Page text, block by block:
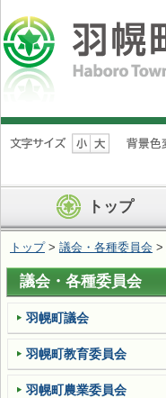
ナ
ビ
ン
を
ば
す
トップ
トップ> 議会・各種委員会 >
議会・各種委員会
羽幌町議会
羽幌町教育委員会
羽幌町農業委員会